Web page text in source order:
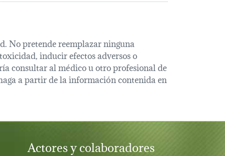
No pretende reemplazar ninguna
inducir efectos adversos o
consultar al médico u otro profesional de
a partir de la información contenida en
Actores y colaboradores